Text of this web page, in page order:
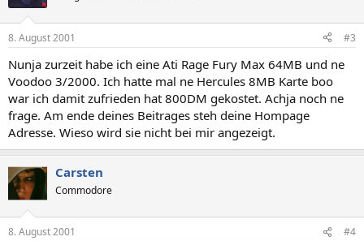
8. August 2001 #3
Nunja zurzeit habe ich eine Ati Rage Fury Max 64MB und ne
Voodoo 3/2000. Ich hatte mal ne Hercules 8MB Karte boo
war ich damit zufrieden hat 800DM gekostet. Achja noch ne
frage. Am ende deines Beitrages steh deine Hompage
Adresse. Wieso wird sie nicht bei mir angezeigt.
Carsten
Commodore
8. August 2001 #4